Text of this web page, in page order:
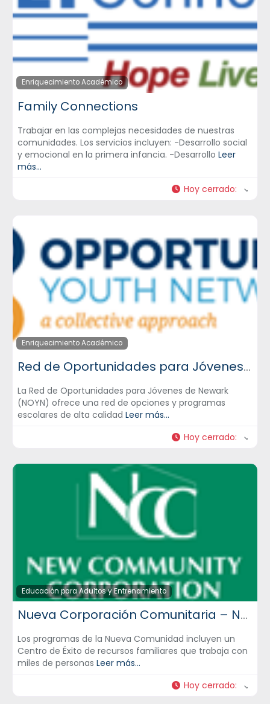
Enriquecimiento Académico
Family Connections
Trabajar en las complejas necesidades de nuestras
comunidades. Los servicios incluyen: -Desarrollo social
y emocional en la primera infancia. -Desarrollo Leer
más...
Hoy cerrado:
Enriquecimiento Académico
Red de Oportunidades para Jóvenes de Newark – NOYN
La Red de Oportunidades para Jóvenes de Newark
(NOYN) ofrece una red de opciones y programas
escolares de alta calidad Leer más...
Hoy cerrado:
Educación para Adultos y Entrenamiento
Nueva Corporación Comunitaria – NCC
Los programas de la Nueva Comunidad incluyen un
Centro de Éxito de recursos familiares que trabaja con
miles de personas Leer más...
Hoy cerrado: